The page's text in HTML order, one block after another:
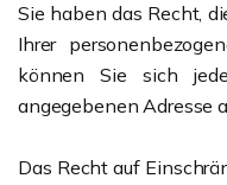
Sie haben das Recht,
Ihrer
können Sie sich
angegebenen Adresse
Das Recht auf